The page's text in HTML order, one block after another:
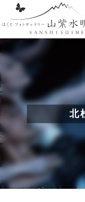
北